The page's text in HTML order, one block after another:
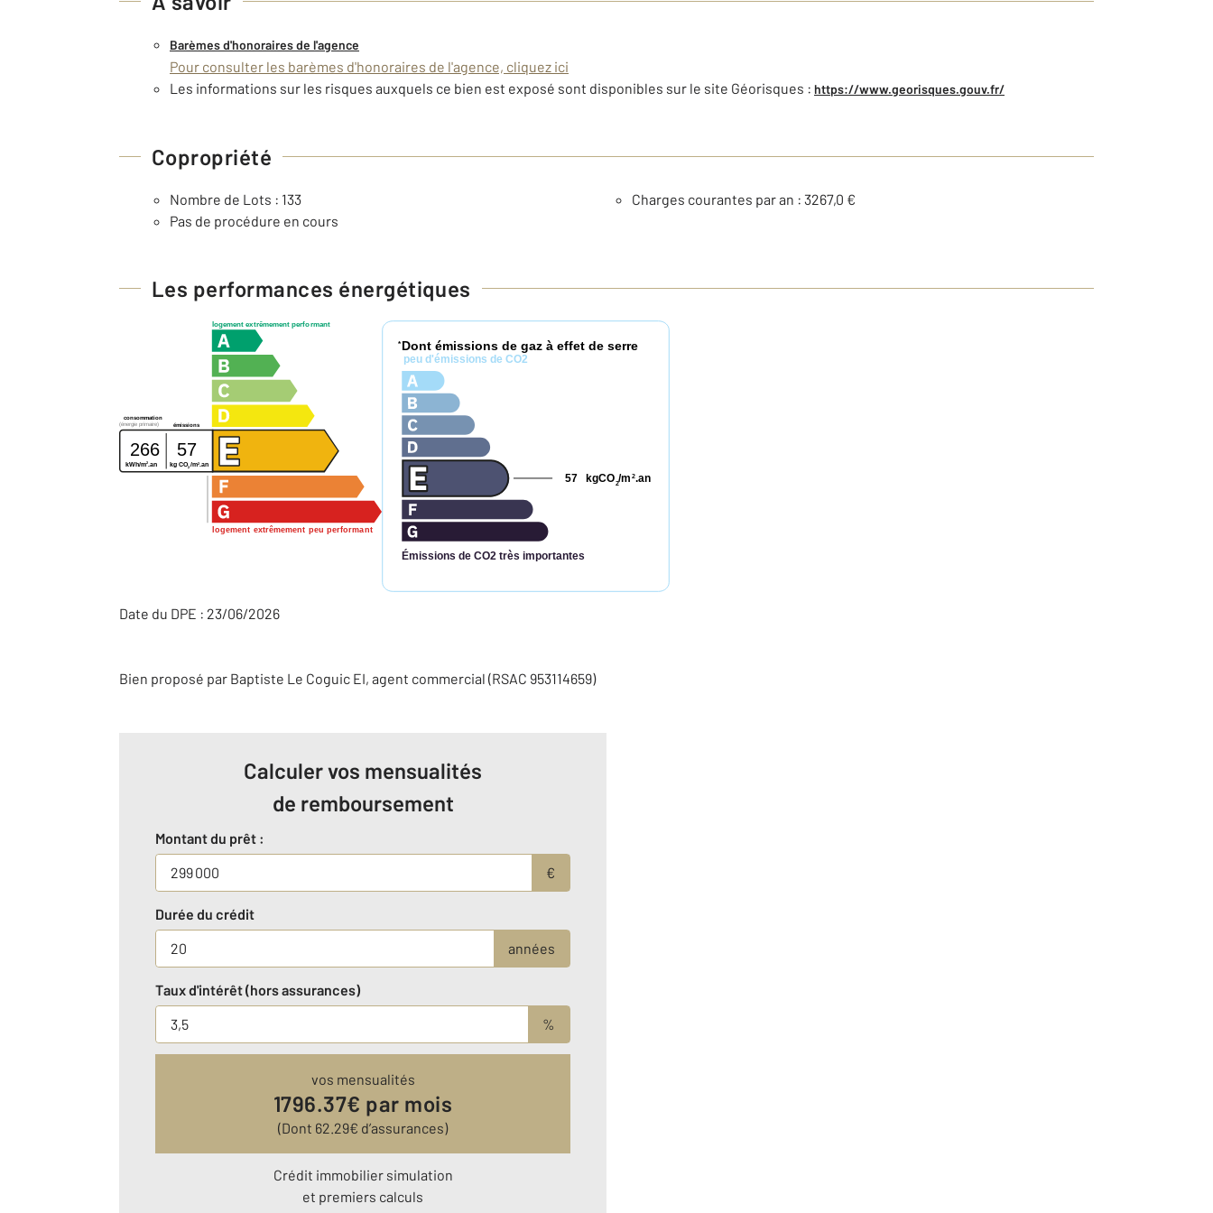
Barèmes d'honoraires de l'agence
Pour consulter les barèmes d'honoraires de l'agence, cliquez ici
Les informations sur les risques auxquels ce bien est exposé sont disponibles sur le site Géorisques : https://www.georisques.gouv.fr/
Copropriété
Nombre de Lots : 133
Charges courantes par an : 3267,0 €
Pas de procédure en cours
Les performances énergétiques
logement extrêmement performant
logement extrêmement peu performant
consommation
émissions
(énergie primaire)
266 57
kWh/m2 .an kg CO2/m2 .an
* Dont émissions de gaz à effet de serre
peu d'émissions de CO2
Émissions de CO2 très importantes
kgCO2/m 2.an
57
Date du DPE : 23/06/2026
Bien proposé par Baptiste Le Coguic EI, agent commercial (RSAC 953114659)
Calculer vos mensualités
de remboursement
Montant du prêt :
€
Durée du crédit
années
Taux d'intérêt (hors assurances)
%
vos mensualités
1796.37€ par mois
(Dont 62.29€ d’assurances)
Crédit immobilier simulation
et premiers calculs